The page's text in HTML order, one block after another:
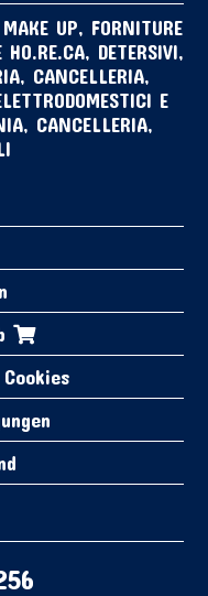
UP, FORNITURE
DETERSIVI,
CANCELLERIA,
E
CANCELLERIA,